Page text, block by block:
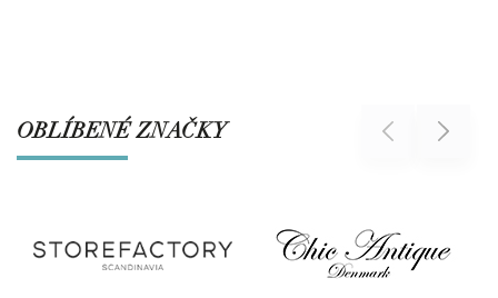
OBLÍBENÉ ZNAČKY Previous Next